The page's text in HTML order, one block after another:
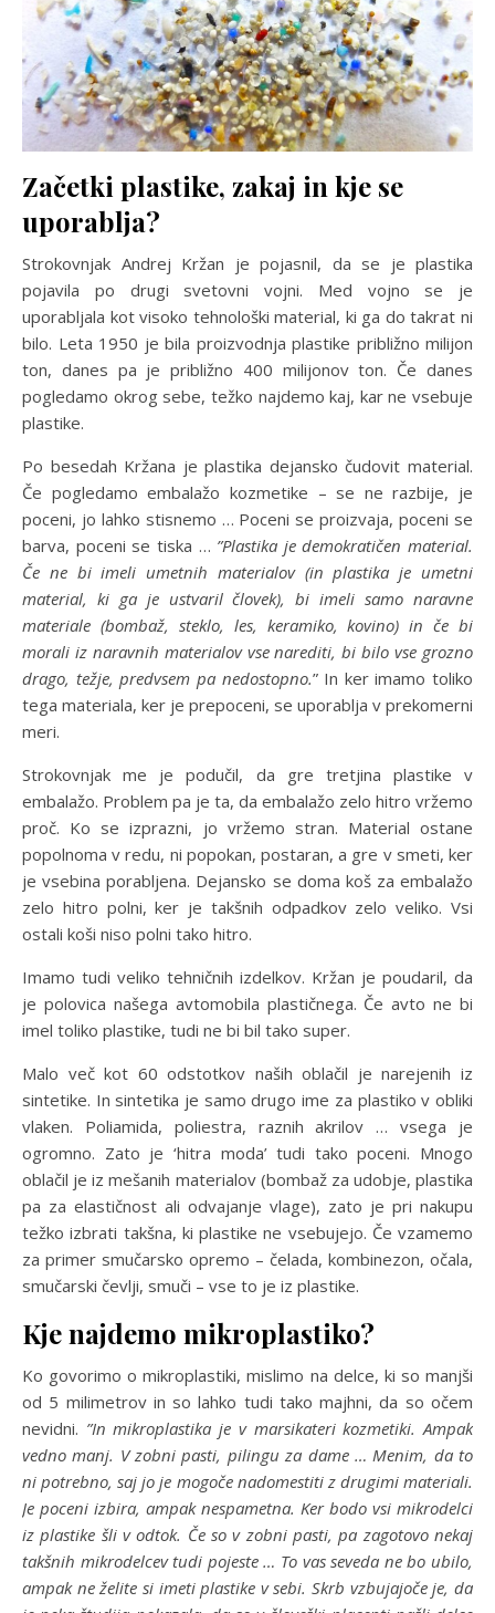
Začetki plastike, zakaj in kje se
uporablja?
Strokovnjak Andrej Kržan je pojasnil, da se je plastika
pojavila po drugi svetovni vojni. Med vojno se je
uporabljala kot visoko tehnološki material, ki ga do takrat ni
bilo. Leta 1950 je bila proizvodnja plastike približno milijon
ton, danes pa je približno 400 milijonov ton. Če danes
pogledamo okrog sebe, težko najdemo kaj, kar ne vsebuje
plastike.
Po besedah Kržana je plastika dejansko čudovit material.
Če pogledamo embalažo kozmetike – se ne razbije, je
poceni, jo lahko stisnemo … Poceni se proizvaja, poceni se
barva, poceni se tiska … ”Plastika je demokratičen material.
Če ne bi imeli umetnih materialov (in plastika je umetni
material, ki ga je ustvaril človek), bi imeli samo naravne
materiale (bombaž, steklo, les, keramiko, kovino) in če bi
morali iz naravnih materialov vse narediti, bi bilo vse grozno
drago, težje, predvsem pa nedostopno.” In ker imamo toliko
tega materiala, ker je prepoceni, se uporablja v prekomerni
meri.
Strokovnjak me je podučil, da gre tretjina plastike v
embalažo. Problem pa je ta, da embalažo zelo hitro vržemo
proč. Ko se izprazni, jo vržemo stran. Material ostane
popolnoma v redu, ni popokan, postaran, a gre v smeti, ker
je vsebina porabljena. Dejansko se doma koš za embalažo
zelo hitro polni, ker je takšnih odpadkov zelo veliko. Vsi
ostali koši niso polni tako hitro.
Imamo tudi veliko tehničnih izdelkov. Kržan je poudaril, da
je polovica našega avtomobila plastičnega. Če avto ne bi
imel toliko plastike, tudi ne bi bil tako super.
Malo več kot 60 odstotkov naših oblačil je narejenih iz
sintetike. In sintetika je samo drugo ime za plastiko v obliki
vlaken. Poliamida, poliestra, raznih akrilov … vsega je
ogromno. Zato je ‘hitra moda’ tudi tako poceni. Mnogo
oblačil je iz mešanih materialov (bombaž za udobje, plastika
pa za elastičnost ali odvajanje vlage), zato je pri nakupu
težko izbrati takšna, ki plastike ne vsebujejo. Če vzamemo
za primer smučarsko opremo – čelada, kombinezon, očala,
smučarski čevlji, smuči – vse to je iz plastike.
Kje najdemo mikroplastiko?
Ko govorimo o mikroplastiki, mislimo na delce, ki so manjši
od 5 milimetrov in so lahko tudi tako majhni, da so očem
nevidni. ”In mikroplastika je v marsikateri kozmetiki. Ampak
vedno manj. V zobni pasti, pilingu za dame … Menim, da to
ni potrebno, saj jo je mogoče nadomestiti z drugimi materiali.
Je poceni izbira, ampak nespametna. Ker bodo vsi mikrodelci
iz plastike šli v odtok. Če so v zobni pasti, pa zagotovo nekaj
takšnih mikrodelcev tudi pojeste … To vas seveda ne bo ubilo,
ampak ne želite si imeti plastike v sebi. Skrb vzbujajoče je, da